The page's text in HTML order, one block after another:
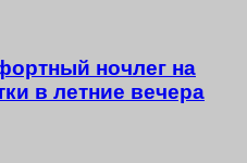
ночлег на
в летние вечера